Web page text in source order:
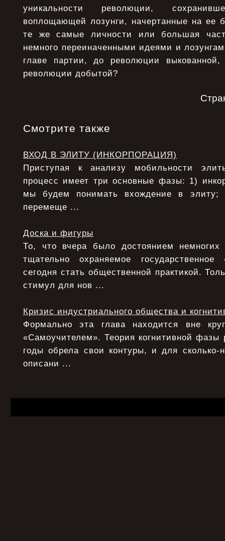
уникальности революции,
воплощающей лозунги, начертанные на ее
те же самые личности или большая
немного переиначенными идеями и
главе партии, до революции
революции добытой?
Смотрите также
ВХОД В ЭЛИТУ (ИНКОРПОРАЦИЯ)
Приступая к анализу мобильности
процесс имеет три основные фазы: 1)
мы будем понимать вхождение в
перемеще ...
Доска и фигуры
То, что вчера было достоянием немногих
тщательно охраняемое
сегодня стать общественной практикой.
стимул для нов ...
Кризис индустриального общества и
Формально эта глава находится вне
«Самоучителем». Теория когнитивной
годы обрела свои контуры, и для сколько-
описани ...